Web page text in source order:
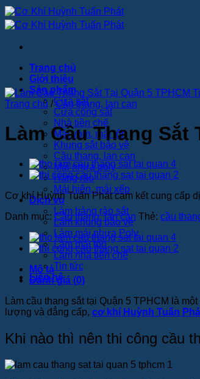
Bỏ
qua
nội
Trang chủ
Giới thiệu
Sản phẩm
Cửa sắt
Cửa cổng sắt
Nhà tiền chế
Mái vòm, mái tôn
Khung sắt bảo vệ
Cầu thang, lan can
Mái nhựa poly
Hàng rào
Mái hiên, mái xếp
Dịch vụ
Làm hàng rào sắt
Làm khung bảo vệ
Làm mái nhựa Poly
Làm mái tôn
Làm nhà tiền chế
Tin tức
Liên hệ
Trang chủ / Cầu thang, lan can
Làm Cầu Thang Sắt
Cơ khí Huỳnh Tuấn Phát cam kết cung cấp
Danh mục:Cầu thang, lan can Thẻ: cầu
Mô tả
Đánh giá (0)
Làm cầu thang sắt tại Quận 5 TPHCM là
lượng và đẳng cấp, cơ khí Huỳnh Tuấn
Khi nào thì nên thi công cầu